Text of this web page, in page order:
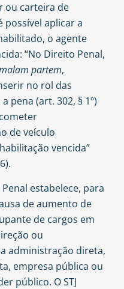
ou carteira de
possível aplicar a
o agente
“No Direito Penal,
partem,
no rol das
pena (art. 302, § 1º)
de veículo
vencida”
estabelece, para
de aumento de
de cargos em
ou
administração direta,
empresa pública ou
público. O STJ